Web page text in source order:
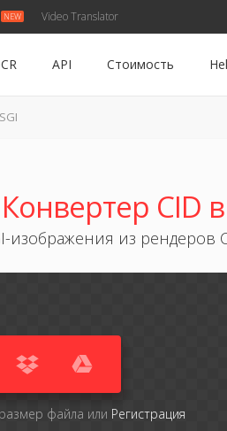
Video Translator
API Стоимость
Конвертер CID в
изображения из
файла или Регистрация